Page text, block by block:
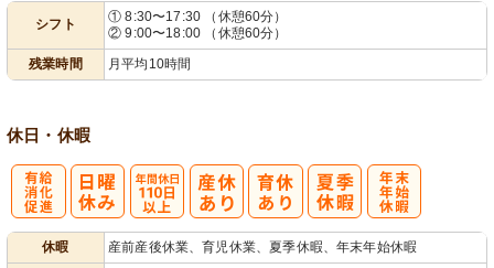
シフト
① 8:30〜17:30 （休憩60分）
② 9:00〜18:00 （休憩60分）
残業時間
月平均10時間
休日・休暇
休暇
産前産後休業、育児休業、夏季休暇、年末年始休暇